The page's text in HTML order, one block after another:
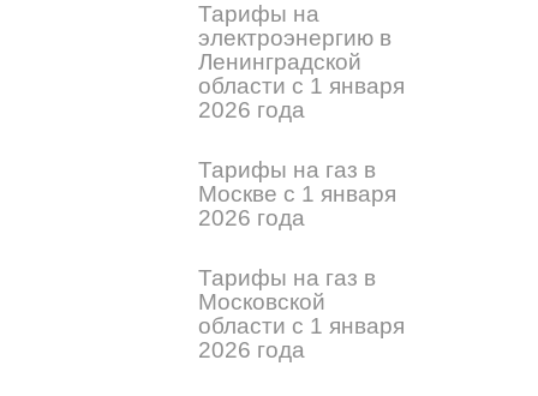
Тарифы на
электроэнергию в
Ленинградской
области с 1 января
2026 года
Тарифы на газ в
Москве с 1 января
2026 года
Тарифы на газ в
Московской
области с 1 января
2026 года